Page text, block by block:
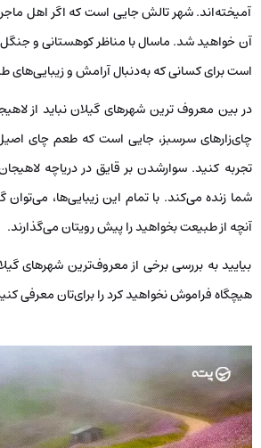
آمیخته‌اند. شهر تالش جایی است که اگر اهل
آن خواهید شد. ماسال با مناظر کوهستانی و
است برای کسانی که به‌دنبال آرامش و
در بین معروف ترین شهرهای گیلان نباید از
چای‌زارهای سرسبز، جایی است که طعم چای اصیل
تجربه کنید. سوارشدن بر قایق در دریاچه
شما زنده می‌کند. با تمام این زیبایی‌ها،
آنچه از طبیعت بخواهید را پیش رویتان می‌گذارند.
بیایید به بررسی برخی از معروف‌ترین شهرهای
هیچگاه فراموش نخواهید کرد را برای‌تان معرفی